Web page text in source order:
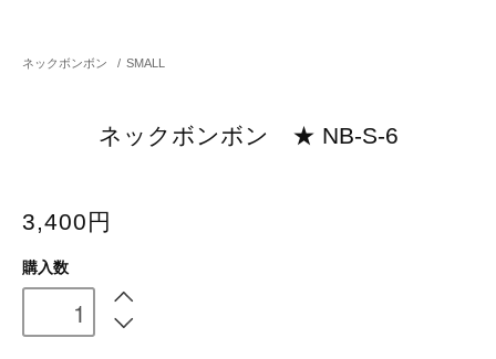
ネックボンボン / SMALL
ネックボンボン ★ NB-S-6
3,400円
購入数